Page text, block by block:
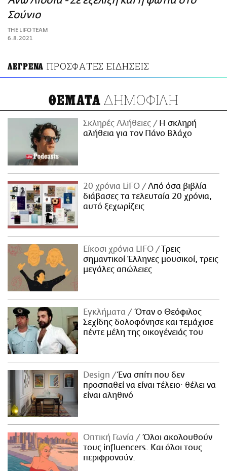
ΑΜΠΑ
PRINT
Σούνιο
THE LIFO TEAM
6.8.2021
ΛΕΓΡΕΝΑ ΠΡΟΣΦΑΤΕΣ ΕΙΔΗΣΕΙΣ
ΘΕΜΑΤΑ ΔΗΜΟΦΙΛΗ
Σκληρές Αλήθειες
H σκληρή
αλήθεια για τον Πάνο Βλάχο
20 χρόνια LiFO
Από όσα βιβλία
διάβασες τα τελευταία 20 χρόνια,
αυτό ξεχωρίζεις
Είκοσι χρόνια LIFO
Tρεις
σημαντικοί Έλληνες μουσικοί, τρεις
μεγάλες απώλειες
Εγκλήματα
Όταν ο Θεόφιλος
Σεχίδης δολοφόνησε και τεμάχισε
πέντε μέλη της οικογένειάς του
Design
Ένα σπίτι που δεν
προσπαθεί να είναι τέλειο· θέλει να
είναι αληθινό
Οπτική Γωνία
Όλοι ακολουθούν
τους influencers. Και όλοι τους
περιφρονούν.